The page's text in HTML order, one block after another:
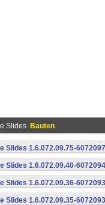
Slides Bauten
Slides 1.6.072.09.75-
Slides 1.6.072.09.40-
Slides 1.6.072.09.36-
Slides 1.6.072.09.35-